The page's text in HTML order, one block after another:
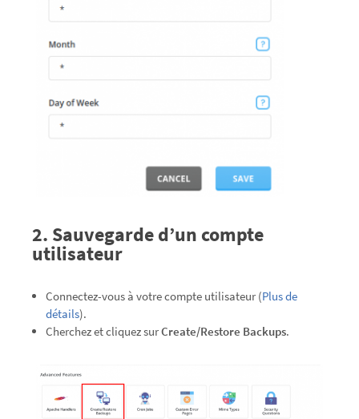
2. Sauvegarde d’un compte
utilisateur
Connectez-vous à votre compte utilisateur (Plus de
détails).
Cherchez et cliquez surCreate/Restore Backups.